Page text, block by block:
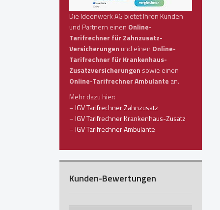
Die Ideenwerk AG bietet Ihren Kunden
und Partnern einen Online-
Tarifrechner für Zahnzusatz-
Versicherungen und einen Online-
Tarifrechner für Krankenhaus-
Zusatzversicherungen sowie einen
Online-Tarifrechner Ambulante an.
Mehr dazu hier:
–IGV Tarifrechner Zahnzusatz
–IGV Tarifrechner Krankenhaus-Zusatz
–IGV Tarifrechner Ambulante
Kunden-Bewertungen